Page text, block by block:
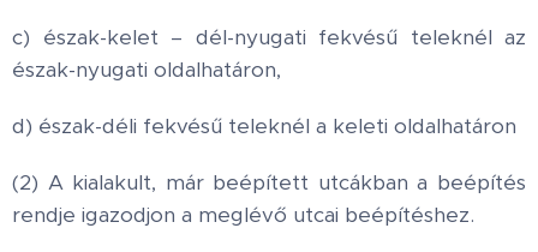
c) észak-kelet – dél-nyugati fekvésű teleknél az
észak-nyugati oldalhatáron,
d) észak-déli fekvésű teleknél a keleti oldalhatáron
(2) A kialakult, már beépített utcákban a beépítés
rendje igazodjon a meglévő utcai beépítéshez.